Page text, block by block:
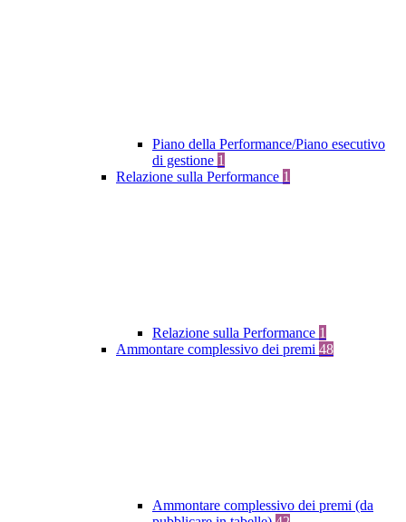
Piano della Performance/Piano esecutivo
di gestione 1
Relazione sulla Performance 1
Relazione sulla Performance 1
Ammontare complessivo dei premi 48
Ammontare complessivo dei premi (da